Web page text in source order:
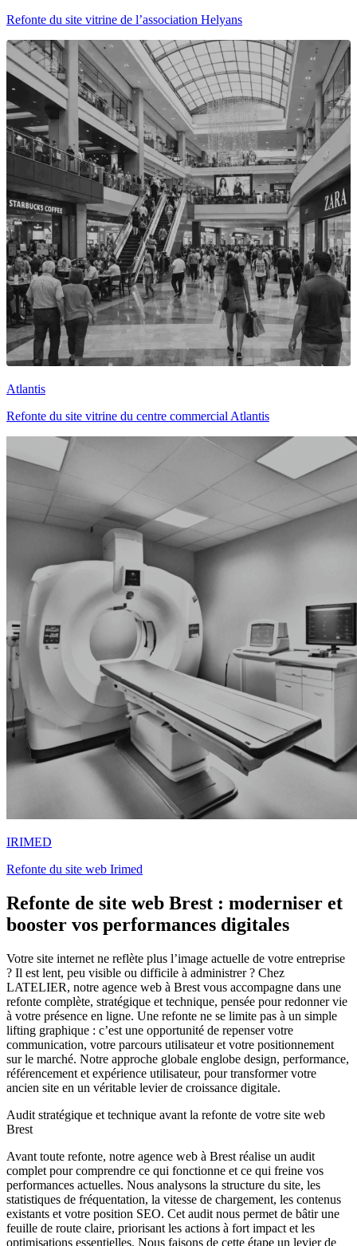
Refonte du site vitrine de l’association Helyans
Atlantis
Refonte du site vitrine du centre commercial Atlantis
IRIMED
Refonte du site web Irimed
Refonte de site web Brest : moderniser et
booster vos performances digitales
Votre site internet ne reflète plus l’image actuelle de votre entreprise
? Il est lent, peu visible ou difficile à administrer ? Chez
LATELIER, notre agence web à Brest vous accompagne dans une
refonte complète, stratégique et technique, pensée pour redonner vie
à votre présence en ligne. Une refonte ne se limite pas à un simple
lifting graphique : c’est une opportunité de repenser votre
communication, votre parcours utilisateur et votre positionnement
sur le marché. Notre approche globale englobe design, performance,
référencement et expérience utilisateur, pour transformer votre
ancien site en un véritable levier de croissance digitale.
Audit stratégique et technique avant la refonte de votre site web
Brest
Avant toute refonte, notre agence web à Brest réalise un audit
complet pour comprendre ce qui fonctionne et ce qui freine vos
performances actuelles. Nous analysons la structure du site, les
statistiques de fréquentation, la vitesse de chargement, les contenus
existants et votre position SEO. Cet audit nous permet de bâtir une
feuille de route claire, priorisant les actions à fort impact et les
optimisations essentielles. Nous faisons de cette étape un levier de